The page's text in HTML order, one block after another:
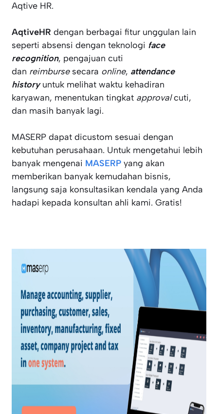
Aqtive HR.
AqtiveHR dengan berbagai fitur unggulan lain
seperti absensi dengan teknologi face
recognition, pengajuan cuti
dan reimbursesecara online, attendance
historyuntuk melihat waktu kehadiran
karyawan, menentukan tingkat approvalcuti,
dan masih banyak lagi.
MASERP dapat dicustom sesuai dengan
kebutuhan perusahaan. Untuk mengetahui lebih
banyak mengenai MASERP yang akan
memberikan banyak kemudahan bisnis,
langsung saja konsultasikan kendala yang Anda
hadapi kepada konsultan ahli kami. Gratis!